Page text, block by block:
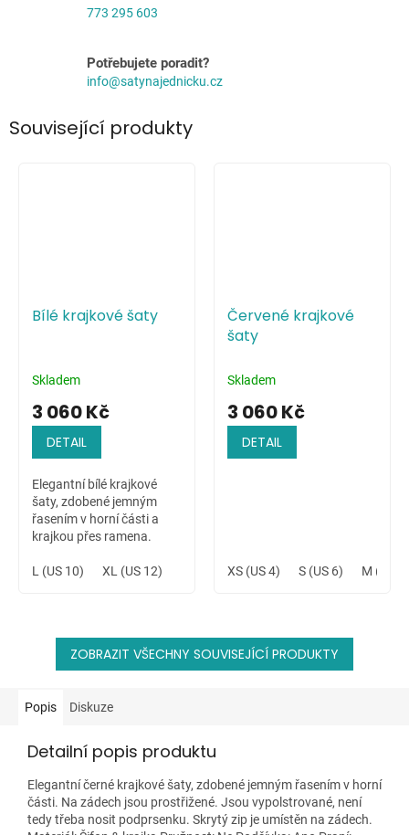
773 295 603
Potřebujete poradit?
info@satynajednicku.cz
Související produkty
Bílé krajkové šaty
Skladem
3 060 Kč
DETAIL
Elegantní bílé krajkové
šaty, zdobené jemným
řasením v horní části a
krajkou přes ramena.
jednoduché bílé šaty.
L (US 10) XL (US 12)
Červené krajkové
šaty
Skladem
3 060 Kč
DETAIL
XS (US 4) S (US 6) M (US 8)
ZOBRAZIT VŠECHNY SOUVISEJÍCÍ PRODUKTY
Popis Diskuze
Detailní popis produktu
Elegantní černé krajkové šaty, zdobené jemným řasením v horní
části. Na zádech jsou prostřižené. Jsou vypolstrované, není
tedy třeba nosit podprsenku. Skrytý zip je umístěn na zádech.